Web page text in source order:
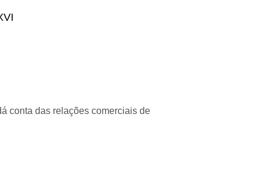
conta das relações comerciais de